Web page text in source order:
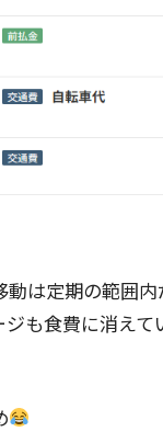
動は定期の範囲内
ジも食費に消え